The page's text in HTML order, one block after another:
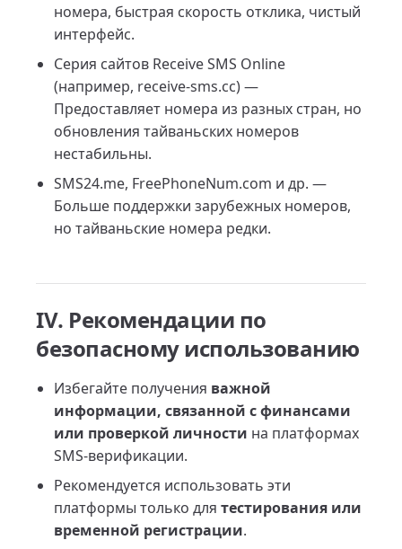
номера, быстрая скорость отклика, чистый
интерфейс.
Серия сайтов Receive SMS Online
(например, receive-sms.cc) —
Предоставляет номера из разных стран, но
обновления тайваньских номеров
нестабильны.
SMS24.me, FreePhoneNum.com и др. —
Больше поддержки зарубежных номеров,
но тайваньские номера редки.
IV. Рекомендации по
безопасному использованию
Избегайте получения важной
информации, связанной с финансами
или проверкой личности на платформах
SMS-верификации.
Рекомендуется использовать эти
платформы только для тестирования или
временной регистрации.